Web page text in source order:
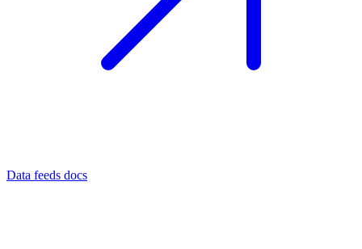
Data feeds docs